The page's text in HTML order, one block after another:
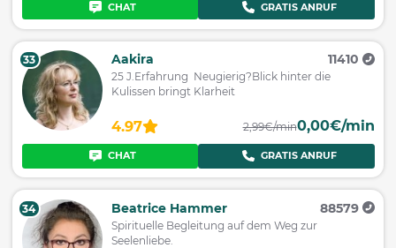
CHAT GRATIS ANRUF
33 Aakira 11410
25 J.Erfahrung Neugierig?Blick hinter die
Kulissen bringt Klarheit
4.97 2,99€/min0,00€/min
CHAT GRATIS ANRUF
34 Beatrice Hammer 88579
Spirituelle Begleitung auf dem Weg zur
Seelenliebe.